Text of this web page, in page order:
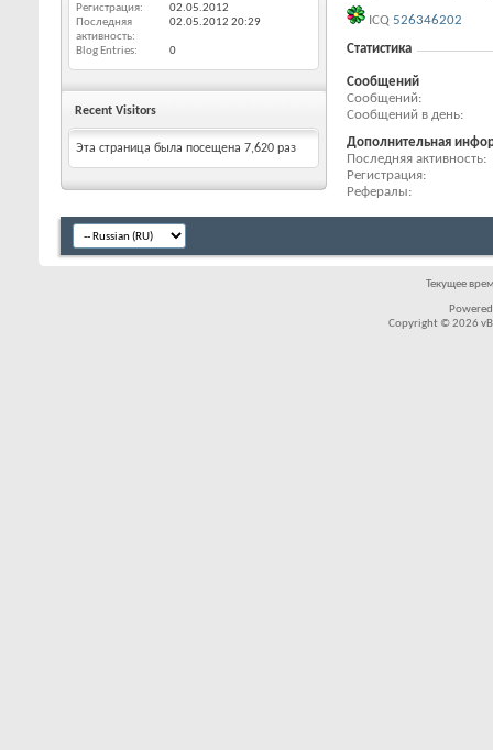
Регистрация
02.05.2012
Последняя
активность
02.05.2012 20:29
Blog Entries 0
Recent Visitors
Эта страница была посещена 7,620 раз
ICQ 526346202
Статистика
Сообщений
Сообщений
Сообщений в день
Дополнительная
Последняя активность
Регистрация
Рефералы
Текущее
Copyright © 2026